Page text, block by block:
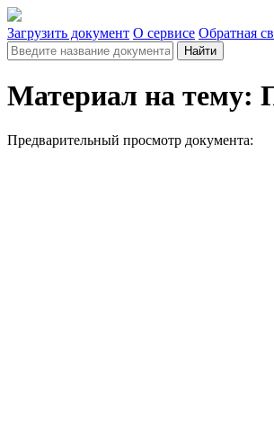
Загрузить документ О сервисе Обратная
Найти
Материал на тему:
Предварительный просмотр документа: